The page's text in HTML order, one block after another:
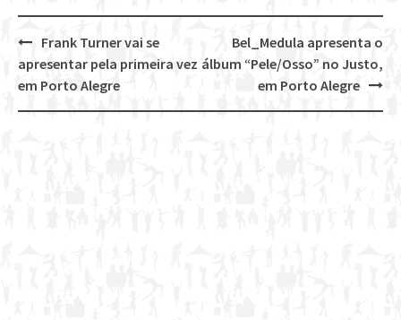
Post
navigation
Bel_Medula apresenta o
álbum “Pele/Osso” no Justo,
em Porto Alegre
Frank Turner vai se
apresentar pela primeira vez
em Porto Alegre